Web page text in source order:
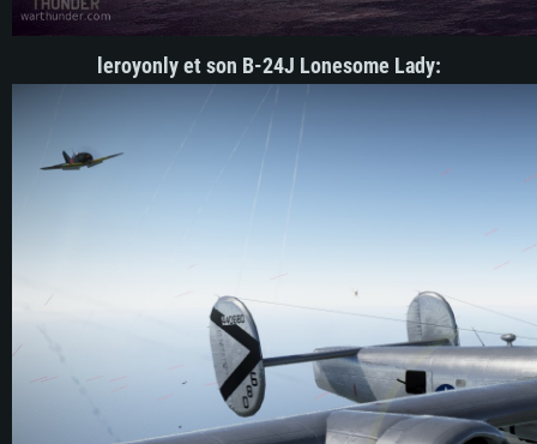
leroyonly et son B-24J Lonesome Lady: